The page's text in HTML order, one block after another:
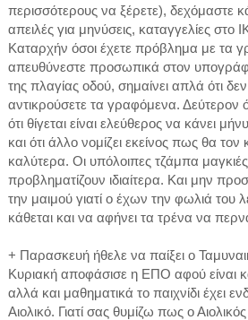
περισσότερους να ξέρετε), δεχόμαστε
απειλές για μηνύσεις, καταγγελίες στο
Καταρχήν όσοι έχετε πρόβλημα με τα
απευθύνεστε προσωπικά στον
της πλαγίας οδού, σημαίνει απλά ότι
αντικρούσετε τα γραφόμενα. Δεύτερον
ότι θίγεται είναι ελεύθερος να κάνει
και ότι άλλο νομίζει εκείνος πως θα τον
καλύτερα. Οι υπόλοιπες τζάμπα
προβληματίζουν ιδιαίτερα. Και μην
την μαιμού γιατί ο έχων την φωλιά του
κάθεται και να αφήνει τα τρένα να
+ Παρασκευή ήθελε να παίξει ο
Κυριακή αποφάσισε η ΕΠΟ αφού είναι
αλλά και μαθηματικά το παιχνίδι έχει
Αιολικό. Γιατί σας θυμίζω πως ο